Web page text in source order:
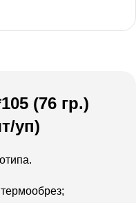
(76 гр.)
уп)
термообрез;